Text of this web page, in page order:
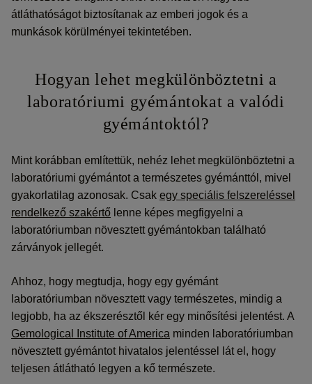
átláthatóságot biztosítanak az emberi jogok és a
munkások körülményei tekintetében.
Hogyan lehet megkülönböztetni a
laboratóriumi gyémántokat a valódi
gyémántoktól?
Mint korábban említettük, nehéz lehet megkülönböztetni a
laboratóriumi gyémántot a természetes gyémánttól, mivel
gyakorlatilag azonosak. Csak egy speciális felszereléssel
rendelkező szakértő lenne képes megfigyelni a
laboratóriumban növesztett gyémántokban található
zárványok jellegét.
Ahhoz, hogy megtudja, hogy egy gyémánt
laboratóriumban növesztett vagy természetes, mindig a
legjobb, ha az ékszerésztől kér egy minősítési jelentést. A
Gemological Institute of America minden laboratóriumban
növesztett gyémántot hivatalos jelentéssel lát el, hogy
teljesen átlátható legyen a kő természete.